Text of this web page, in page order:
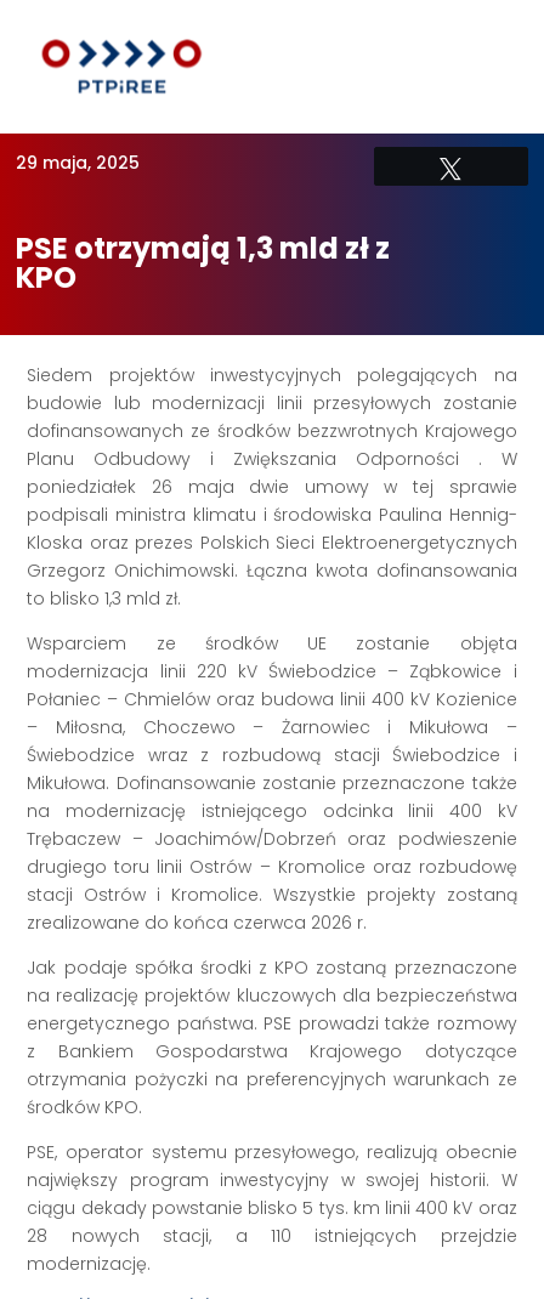
29 maja, 2025
PSE otrzymają 1,3 mld zł z
KPO
Siedem projektów inwestycyjnych polegających na
budowie lub modernizacji linii przesyłowych zostanie
dofinansowanych ze środków bezzwrotnych Krajowego
Planu Odbudowy i Zwiększania Odporności . W
poniedziałek 26 maja dwie umowy w tej sprawie
podpisali ministra klimatu i środowiska Paulina Hennig-
Kloska oraz prezes Polskich Sieci Elektroenergetycznych
Grzegorz Onichimowski. Łączna kwota dofinansowania
to blisko 1,3 mld zł.
Wsparciem ze środków UE zostanie objęta
modernizacja linii 220 kV Świebodzice – Ząbkowice i
Połaniec – Chmielów oraz budowa linii 400 kV Kozienice
– Miłosna, Choczewo – Żarnowiec i Mikułowa –
Świebodzice wraz z rozbudową stacji Świebodzice i
Mikułowa. Dofinansowanie zostanie przeznaczone także
na modernizację istniejącego odcinka linii 400 kV
Trębaczew – Joachimów/Dobrzeń oraz podwieszenie
drugiego toru linii Ostrów – Kromolice oraz rozbudowę
stacji Ostrów i Kromolice. Wszystkie projekty zostaną
zrealizowane do końca czerwca 2026 r.
Jak podaje spółka środki z KPO zostaną przeznaczone
na realizację projektów kluczowych dla bezpieczeństwa
energetycznego państwa. PSE prowadzi także rozmowy
z Bankiem Gospodarstwa Krajowego dotyczące
otrzymania pożyczki na preferencyjnych warunkach ze
środków KPO.
PSE, operator systemu przesyłowego, realizują obecnie
największy program inwestycyjny w swojej historii. W
ciągu dekady powstanie blisko 5 tys. km linii 400 kV oraz
28 nowych stacji, a 110 istniejących przejdzie
modernizację.